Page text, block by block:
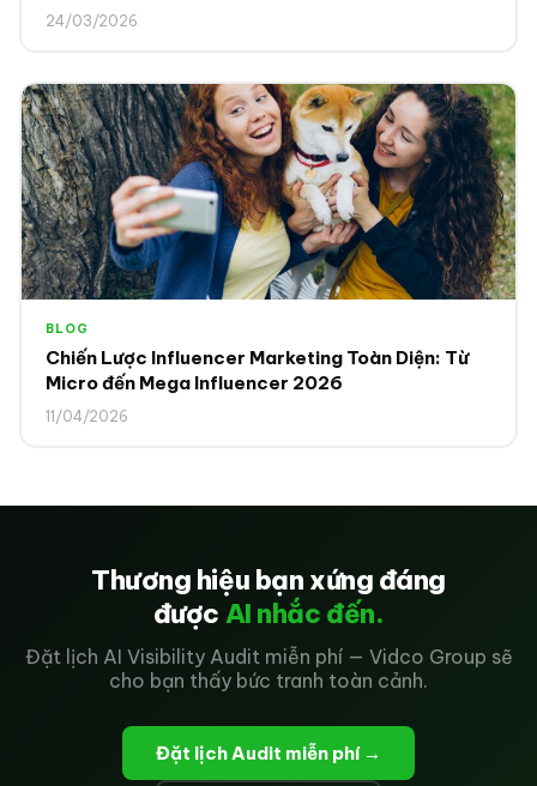
24/03/2026
BLOG
Chiến Lược Influencer Marketing Toàn Diện: Từ
Micro đến Mega Influencer 2026
11/04/2026
Thương hiệu bạn xứng đáng
được AI nhắc đến.
Đặt lịch AI Visibility Audit miễn phí — Vidco Group sẽ
cho bạn thấy bức tranh toàn cảnh.
Đặt lịch Audit miễn phí →